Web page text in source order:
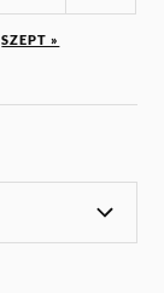
SZEPT »